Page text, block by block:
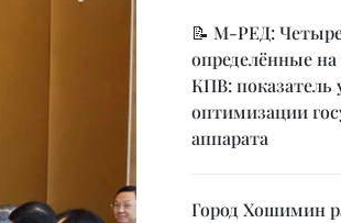
📝 М-РЕД: Четыре
определённые
КПВ: показатель
оптимизации
аппарата
Город Хошимин